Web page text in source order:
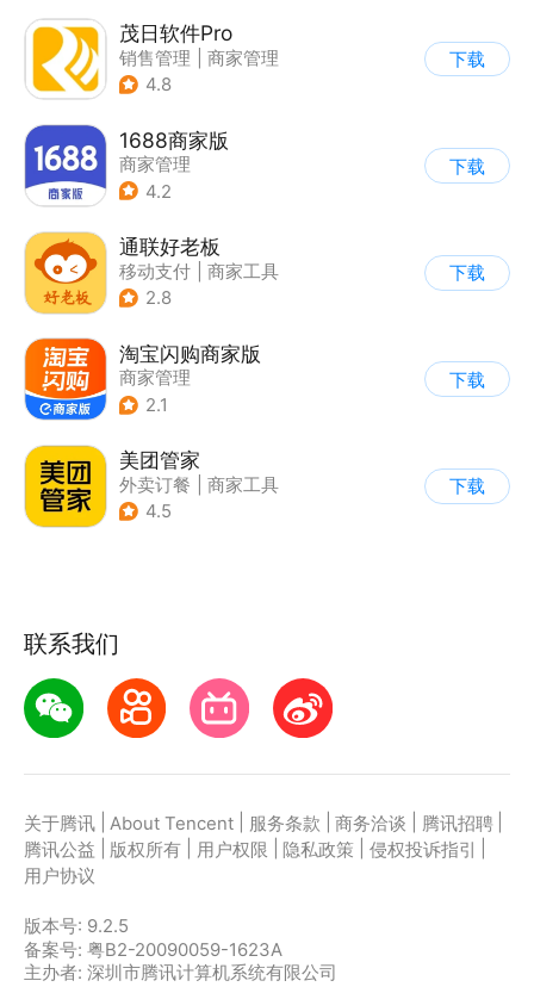
茂日软件Pro
销售管理
商家管理
4.8
下载
1688商家版
商家管理
4.2
下载
通联好老板
移动支付
商家工具
2.8
下载
淘宝闪购商家版
商家管理
2.1
下载
美团管家
外卖订餐
商家工具
4.5
下载
联系我们
关于腾讯 About Tencent 服务条款 商务洽谈 腾讯招聘
腾讯公益
版权所有 用户权限 隐私政策 侵权投诉指引
用户协议
版本号: 9.2.5
备案号: 粤B2-20090059-1623A
主办者: 深圳市腾讯计算机系统有限公司